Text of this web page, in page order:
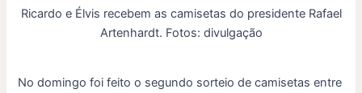
Ricardo e Élvis recebem as camisetas do presidente Rafael
Artenhardt. Fotos: divulgação
No domingo foi feito o segundo sorteio de camisetas entre